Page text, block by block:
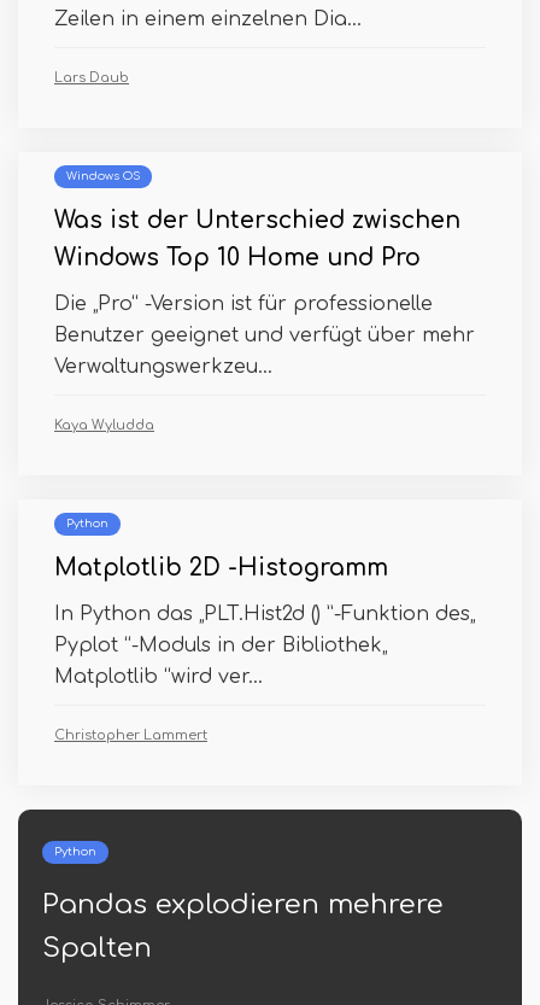
Zeilen in einem einzelnen Dia...
Lars Daub
Windows OS
Was ist der Unterschied zwischen
Windows Top 10 Home und Pro
Die „Pro“ -Version ist für professionelle
Benutzer geeignet und verfügt über mehr
Verwaltungswerkzeu...
Kaya Wyludda
Python
Matplotlib 2D -Histogramm
In Python das „PLT.Hist2d () ”-Funktion des„
Pyplot “-Moduls in der Bibliothek„
Matplotlib “wird ver...
Christopher Lammert
Postgresql erstellen Index